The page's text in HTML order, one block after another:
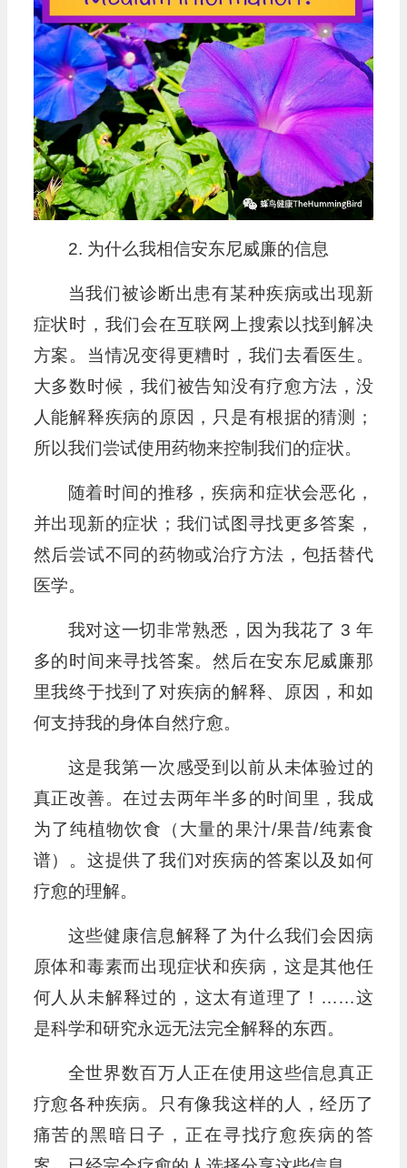
2. 为什么我相信安东尼威廉的信息
当我们被诊断出患有某种疾病或出现新
症状时，我们会在互联网上搜索以找到解决
方案。当情况变得更糟时，我们去看医生。
大多数时候，我们被告知没有疗愈方法，没
人能解释疾病的原因，只是有根据的猜测；
所以我们尝试使用药物来控制我们的症状。
随着时间的推移，疾病和症状会恶化，
并出现新的症状；我们试图寻找更多答案，
然后尝试不同的药物或治疗方法，包括替代
医学。
我对这一切非常熟悉，因为我花了 3 年
多的时间来寻找答案。然后在安东尼威廉那
里我终于找到了对疾病的解释、原因，和如
何支持我的身体自然疗愈。
这是我第一次感受到以前从未体验过的
真正改善。在过去两年半多的时间里，我成
为了纯植物饮食（大量的果汁/果昔/纯素食
谱）。这提供了我们对疾病的答案以及如何
疗愈的理解。
这些健康信息解释了为什么我们会因病
原体和毒素而出现症状和疾病，这是其他任
何人从未解释过的，这太有道理了！……这
是科学和研究永远无法完全解释的东西。
全世界数百万人正在使用这些信息真正
疗愈各种疾病。只有像我这样的人，经历了
痛苦的黑暗日子，正在寻找疗愈疾病的答